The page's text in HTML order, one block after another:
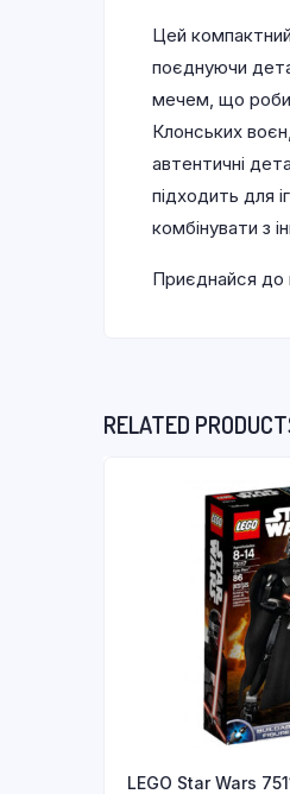
Цей
поєднуючи
мечем, що
Клонських
автентичні
підходить для
комбінувати з
Приєднайся до
RELATED
LEGO Star Wars